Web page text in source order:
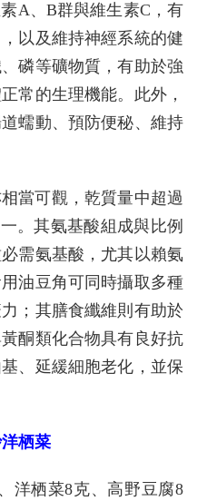
A、B群與維生素C，有
以及維持神經系統的健
磷等礦物質，有助於強
常的生理機能。此外，
蠕動、預防便秘、維持
當可觀，乾質量中超過
。其氨基酸組成與比例
需氨基酸，尤其以賴氨
油豆角可同時攝取多種
；其膳食纖維則有助於
酮類化合物具有良好抗
、延緩細胞老化，並保
栖菜
洋栖菜8克、高野豆腐8